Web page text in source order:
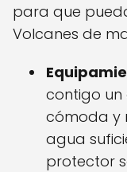
para que
Volcanes de
contigo
cómoda y
agua
protector